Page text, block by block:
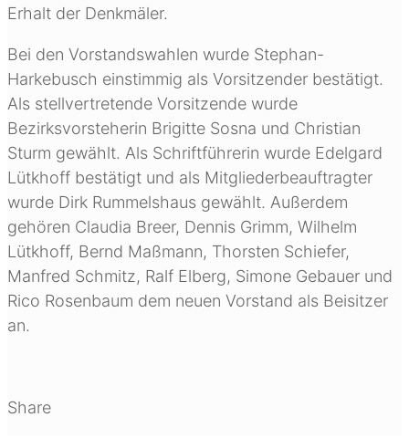
Erhalt der Denkmäler.
Bei den Vorstandswahlen wurde Stephan-
Harkebusch einstimmig als Vorsitzender bestätigt.
Als stellvertretende Vorsitzende wurde
Bezirksvorsteherin Brigitte Sosna und Christian
Sturm gewählt. Als Schriftführerin wurde Edelgard
Lütkhoff bestätigt und als Mitgliederbeauftragter
wurde Dirk Rummelshaus gewählt. Außerdem
gehören Claudia Breer, Dennis Grimm, Wilhelm
Lütkhoff, Bernd Maßmann, Thorsten Schiefer,
Manfred Schmitz, Ralf Elberg, Simone Gebauer und
Rico Rosenbaum dem neuen Vorstand als Beisitzer
an.
Share